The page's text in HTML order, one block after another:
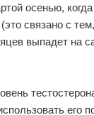
осенью,
связано с
выпадет на
его